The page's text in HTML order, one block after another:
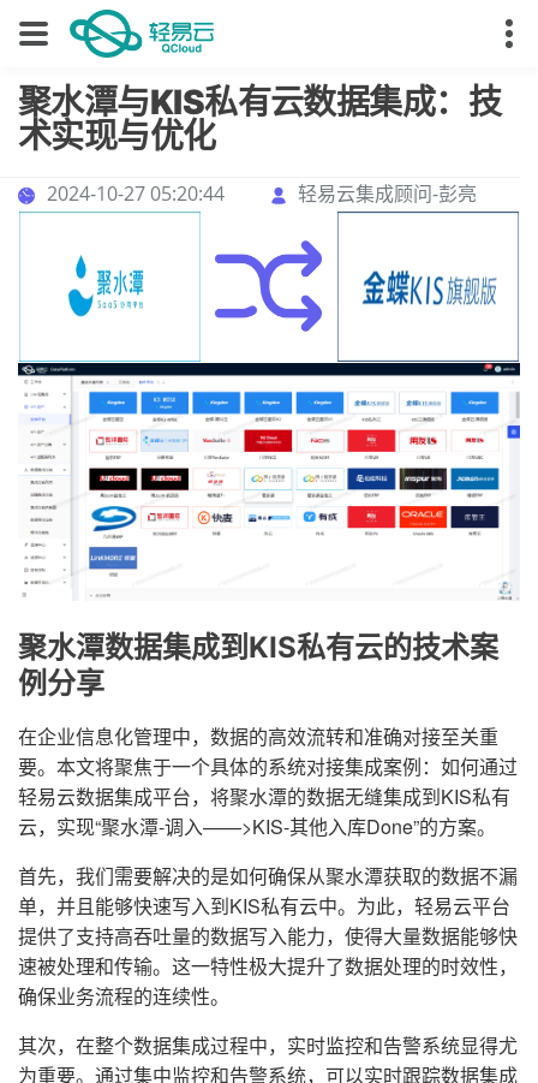
聚水潭与KIS私有云数据集成：技
术实现与优化
2024-10-27 05:20:44 轻易云集成顾问-彭亮
聚水潭数据集成到KIS私有云的技术案
例分享
在企业信息化管理中，数据的高效流转和准确对接至关重
要。本文将聚焦于一个具体的系统对接集成案例：如何通过
轻易云数据集成平台，将聚水潭的数据无缝集成到KIS私有
云，实现“聚水潭-调入——>KIS-其他入库Done”的方案。
首先，我们需要解决的是如何确保从聚水潭获取的数据不漏
单，并且能够快速写入到KIS私有云中。为此，轻易云平台
提供了支持高吞吐量的数据写入能力，使得大量数据能够快
速被处理和传输。这一特性极大提升了数据处理的时效性，
确保业务流程的连续性。
其次，在整个数据集成过程中，实时监控和告警系统显得尤
为重要。通过集中监控和告警系统，可以实时跟踪数据集成